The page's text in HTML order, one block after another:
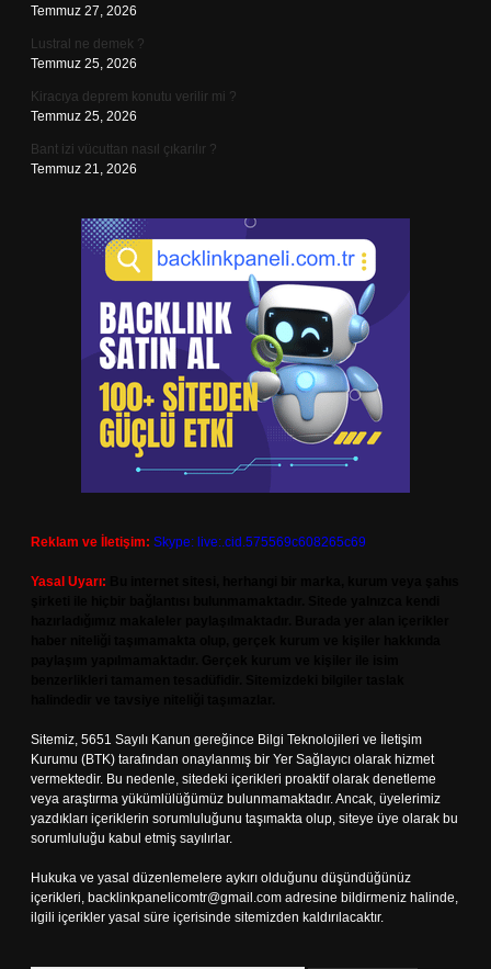
Temmuz 27, 2026
Lustral ne demek ?
Temmuz 25, 2026
Kiracıya deprem konutu verilir mi ?
Temmuz 25, 2026
Bant izi vücuttan nasıl çıkarılır ?
Temmuz 21, 2026
Reklam ve İletişim: Skype: live:.cid.575569c608265c69
Yasal Uyarı:
Sitemiz, 5651 Sayılı Kanun gereğince Bilgi Teknolojileri ve İletişim
Kurumu (BTK) tarafından onaylanmış bir Yer Sağlayıcı olarak hizmet
vermektedir. Bu nedenle, sitedeki içerikleri proaktif olarak denetleme
veya araştırma yükümlülüğümüz bulunmamaktadır. Ancak, üyelerimiz
yazdıkları içeriklerin sorumluluğunu taşımakta olup, siteye üye olarak bu
sorumluluğu kabul etmiş sayılırlar.
Hukuka ve yasal düzenlemelere aykırı olduğunu düşündüğünüz
içerikleri, backlinkpanelicomtr@gmail.com adresine bildirmeniz halinde,
ilgili içerikler yasal süre içerisinde sitemizden kaldırılacaktır.